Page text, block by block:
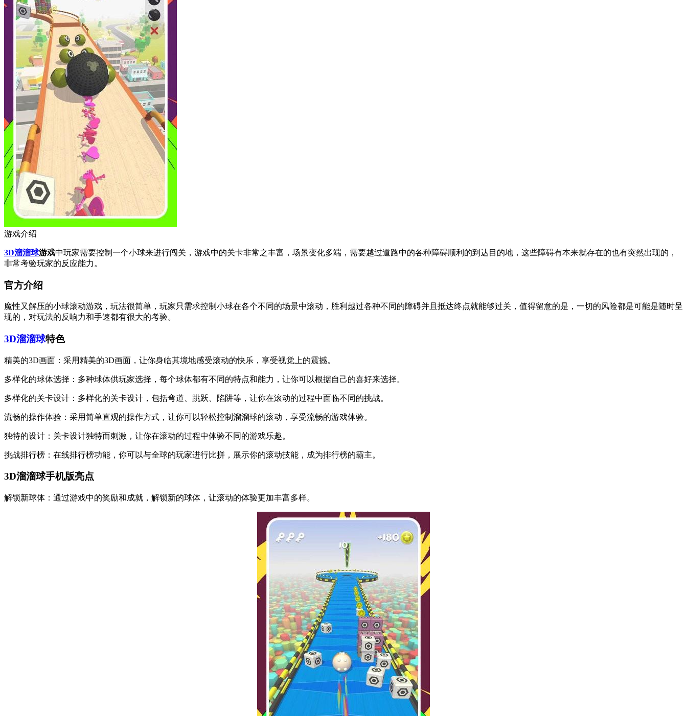
游戏介绍
3D溜溜球游戏中玩家需要控制一个小球来进行闯关，游戏中的关卡非常之丰富，场景变化多端，需要越过道路中的各种障碍顺利的到达目的地，这些障碍有本来就存在的也有突然出现的，
非常考验玩家的反应能力。
官方介绍
魔性又解压的小球滚动游戏，玩法很简单，玩家只需求控制小球在各个不同的场景中滚动，胜利越过各种不同的障碍并且抵达终点就能够过关，值得留意的是，一切的风险都是可能是随时呈
现的，对玩法的反响力和手速都有很大的考验。
3D溜溜球特色
精美的3D画面：采用精美的3D画面，让你身临其境地感受滚动的快乐，享受视觉上的震撼。
多样化的球体选择：多种球体供玩家选择，每个球体都有不同的特点和能力，让你可以根据自己的喜好来选择。
多样化的关卡设计：多样化的关卡设计，包括弯道、跳跃、陷阱等，让你在滚动的过程中面临不同的挑战。
流畅的操作体验：采用简单直观的操作方式，让你可以轻松控制溜溜球的滚动，享受流畅的游戏体验。
独特的设计：关卡设计独特而刺激，让你在滚动的过程中体验不同的游戏乐趣。
挑战排行榜：在线排行榜功能，你可以与全球的玩家进行比拼，展示你的滚动技能，成为排行榜的霸主。
3D溜溜球手机版亮点
解锁新球体：通过游戏中的奖励和成就，解锁新的球体，让滚动的体验更加丰富多样。